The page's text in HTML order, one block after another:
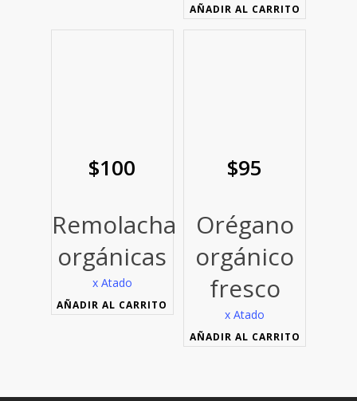
AÑADIR AL CARRITO
$100
Remolacha
orgánicas
x Atado
AÑADIR AL CARRITO
$95
Orégano
orgánico
fresco
x Atado
AÑADIR AL CARRITO